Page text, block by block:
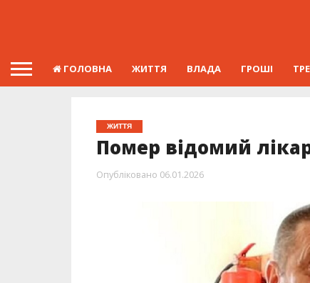
ГОЛОВНА ЖИТТЯ ВЛАДА ГРОШІ
ЖИТТЯ
Помер відомий
Опубліковано 06.01.2026